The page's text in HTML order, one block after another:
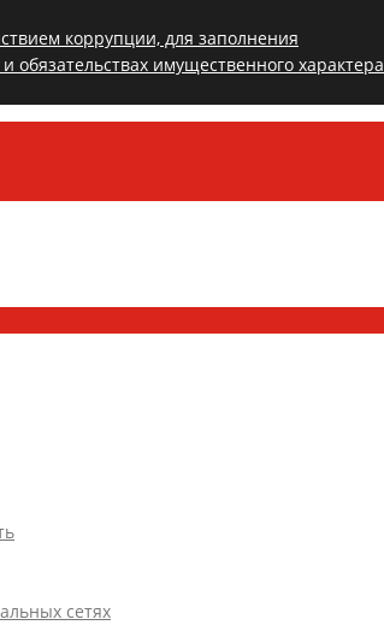
коррупции, для заполнения
обязательствах имущественного характера
сетях